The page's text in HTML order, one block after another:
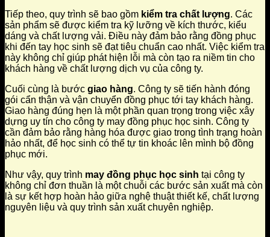
Tiếp theo, quy trình sẽ bao gồm kiểm tra chất lượng. Các
sản phẩm sẽ được kiểm tra kỹ lưỡng về kích thước, kiểu
dáng và chất lượng vải. Điều này đảm bảo rằng đồng phục
khi đến tay học sinh sẽ đạt tiêu chuẩn cao nhất. Việc kiểm tra
này không chỉ giúp phát hiện lỗi mà còn tạo ra niềm tin cho
khách hàng về chất lượng dịch vụ của công ty.
Cuối cùng là bước giao hàng. Công ty sẽ tiến hành đóng
gói cẩn thận và vận chuyển đồng phục tới tay khách hàng.
Giao hàng đúng hẹn là một phần quan trọng trong việc xây
dựng uy tín cho công ty may đồng phục học sinh. Công ty
cần đảm bảo rằng hàng hóa được giao trong tình trạng hoàn
hảo nhất, để học sinh có thể tự tin khoác lên mình bộ đồng
phục mới.
Như vậy, quy trình may đồng phục học sinh tại công ty
không chỉ đơn thuần là một chuỗi các bước sản xuất mà còn
là sự kết hợp hoàn hảo giữa nghệ thuật thiết kế, chất lượng
nguyên liệu và quy trình sản xuất chuyên nghiệp.